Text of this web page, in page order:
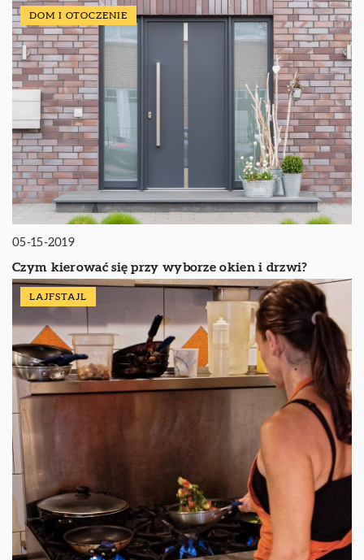
DOM I OTOCZENIE
05-15-2019
Czym kierować się przy wyborze okien i drzwi?
LAJFSTAJL